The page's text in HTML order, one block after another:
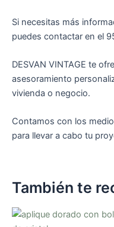
Si necesitas más
puedes contactar en el
DESVAN VINTAGE te
asesoramiento
vivienda o negocio.
Contamos con los
para llevar a cabo tu
También te